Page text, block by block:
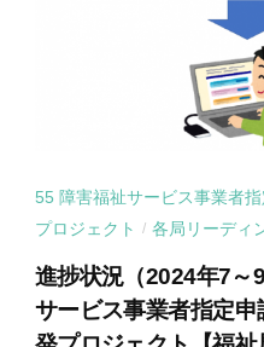
55 障害福祉サービス事業者
プロジェクト
/ 各局リーディ
進捗状況（2024年7～
サービス事業者指定申